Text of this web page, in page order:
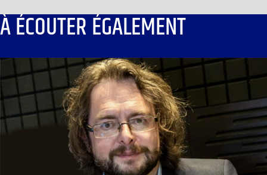
À ÉCOUTER ÉGALEMENT